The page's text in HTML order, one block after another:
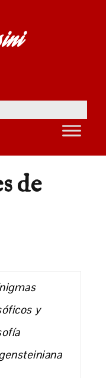
de
y